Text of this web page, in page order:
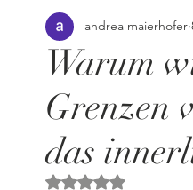
Warum
Grenzen
das
andrea maierhofer
Mit NaN von 5